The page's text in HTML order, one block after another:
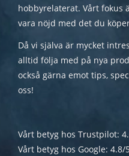
hobbyrelaterat. Vårt fokus
vara nöjd med det du
Då vi själva är mycket
alltid följa med på nya
också gärna emot tips,
oss!
Vårt betyg hos Trustpilot:
Vårt betyg hos Google: 4.8/